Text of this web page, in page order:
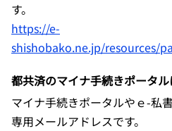
す。
https://e-
shishobako.ne.jp/resources/
都共済のマイナ手続きポータ
マイナ手続きポータルやｅ-私
専用メールアドレスです。